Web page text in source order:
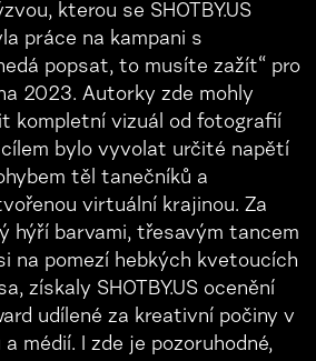
kterou se SHOTBY.US
práce na kampani s
popsat, to musíte zažít“ pro
2023. Autorky zde mohly
kompletní vizuál od fotografií
bylo vyvolat určité napětí
těl tanečníků a
virtuální krajinou. Za
hýří barvami, třesavým tancem
na pomezí hebkých kvetoucích
získaly SHOTBY.US ocenění
udílené za kreativní počiny v
médií. I zde je pozoruhodné,